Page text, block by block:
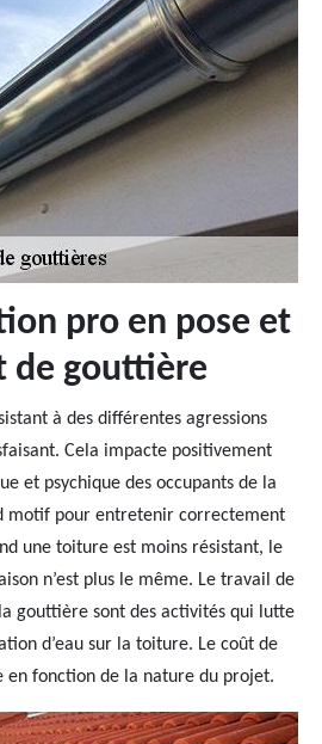
pro en pose et
de gouttière
à des différentes agressions
Cela impacte positivement
et psychique des occupants de la
motif pour entretenir correctement
une toiture est moins résistant, le
n’est plus le même. Le travail de
gouttière sont des activités qui lutte
d’eau sur la toiture. Le coût de
en fonction de la nature du projet.